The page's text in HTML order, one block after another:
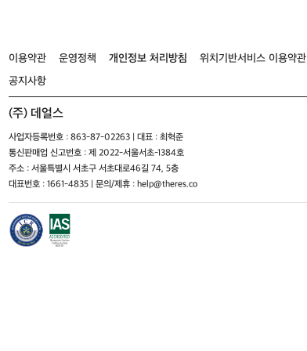
이용약관 운영정책 개인정보 처리방침 위치기반서비스 이용약관
공지사항
(주) 데얼스
사업자등록번호 : 863-87-02263 | 대표 : 최혁준
통신판매업 신고번호 : 제 2022-서울서초-1384호
주소 : 서울특별시 서초구 서초대로46길 74, 5층
대표번호 : 1661-4835 | 문의/제휴 : help@theres.co